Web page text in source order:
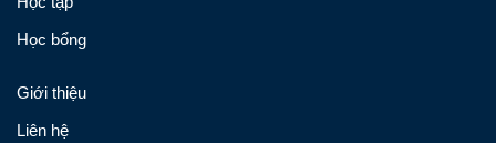
Học bổng
Giới thiệu
Liên hệ